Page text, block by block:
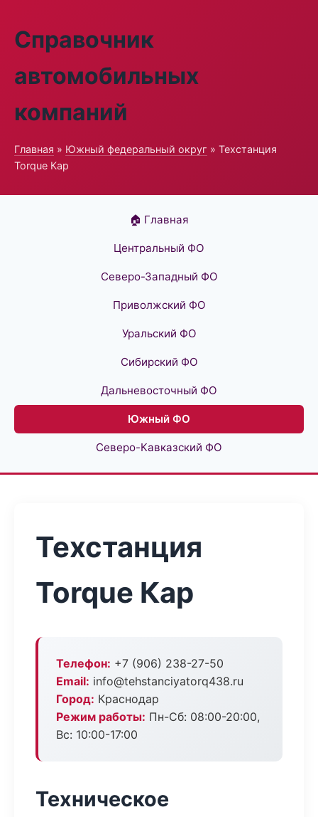
Справочник
автомобильных
компаний
Главная » Южный федеральный округ » Техстанция
Torque Кар
🏠 Главная
Центральный ФО
Северо-Западный ФО
Приволжский ФО
Уральский ФО
Сибирский ФО
Дальневосточный ФО
Южный ФО
Северо-Кавказский ФО
Техстанция
Torque Кар
Телефон: +7 (906) 238-27-50
Email: info@tehstanciyatorq438.ru
Город: Краснодар
Режим работы: Пн-Сб: 08:00-20:00,
Вс: 10:00-17:00
Техническое